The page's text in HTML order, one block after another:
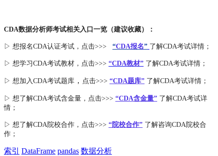
CDA数据分析师考试相关入口一览（建议收藏）：
▷ 想报名CDA认证考试，点击>>> “CDA报名” 了解CDA考试详情；
▷ 想学习CDA考试教材，点击>>> “CDA教材” 了解CDA考试详情；
▷ 想加入CDA考试题库 ， 点击>>> “CDA题库” 了解CDA考试详情；
▷ 想了解CDA考试含金量 ，点击>>> “CDA含金量” 了解CDA考试详
情；
▷ 想了解CDA院校合作 ，点击>>> “院校合作” 了解咨询CDA院校合
作；
索引 DataFrame pandas 数据分析